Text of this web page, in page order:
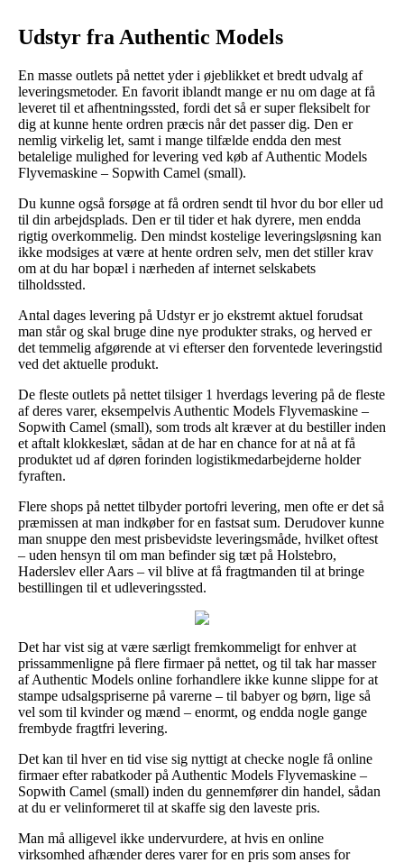
Udstyr fra Authentic Models
En masse outlets på nettet yder i øjeblikket et bredt udvalg af
leveringsmetoder. En favorit iblandt mange er nu om dage at få
leveret til et afhentningssted, fordi det så er super fleksibelt for
dig at kunne hente ordren præcis når det passer dig. Den er
nemlig virkelig let, samt i mange tilfælde endda den mest
betalelige mulighed for levering ved køb af Authentic Models
Flyvemaskine – Sopwith Camel (small).
Du kunne også forsøge at få ordren sendt til hvor du bor eller ud
til din arbejdsplads. Den er til tider et hak dyrere, men endda
rigtig overkommelig. Den mindst kostelige leveringsløsning kan
ikke modsiges at være at hente ordren selv, men det stiller krav
om at du har bopæl i nærheden af internet selskabets
tilholdssted.
Antal dages levering på Udstyr er jo ekstremt aktuel forudsat
man står og skal bruge dine nye produkter straks, og herved er
det temmelig afgørende at vi efterser den forventede leveringstid
ved det aktuelle produkt.
De fleste outlets på nettet tilsiger 1 hverdags levering på de fleste
af deres varer, eksempelvis Authentic Models Flyvemaskine –
Sopwith Camel (small), som trods alt kræver at du bestiller inden
et aftalt klokkeslæt, sådan at de har en chance for at nå at få
produktet ud af døren forinden logistikmedarbejderne holder
fyraften.
Flere shops på nettet tilbyder portofri levering, men ofte er det så
præmissen at man indkøber for en fastsat sum. Derudover kunne
man snuppe den mest prisbevidste leveringsmåde, hvilket oftest
– uden hensyn til om man befinder sig tæt på Holstebro,
Haderslev eller Aars – vil blive at få fragtmanden til at bringe
bestillingen til et udleveringssted.
Det har vist sig at være særligt fremkommeligt for enhver at
prissammenligne på flere firmaer på nettet, og til tak har masser
af Authentic Models online forhandlere ikke kunne slippe for at
stampe udsalgspriserne på varerne – til babyer og børn, lige så
vel som til kvinder og mænd – enormt, og endda nogle gange
frembyde fragtfri levering.
Det kan til hver en tid vise sig nyttigt at checke nogle få online
firmaer efter rabatkoder på Authentic Models Flyvemaskine –
Sopwith Camel (small) inden du gennemfører din handel, sådan
at du er velinformeret til at skaffe sig den laveste pris.
Man må alligevel ikke undervurdere, at hvis en online
virksomhed afhænder deres varer for en pris som anses for